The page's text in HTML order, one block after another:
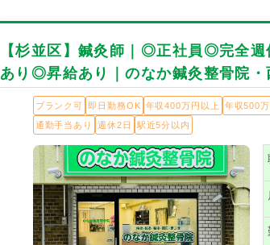
【杉並区】鍼灸師｜◎正社員◎完全
あり◎昇給あり｜のなか鍼灸整骨院・
ブランク可 即日勤務OK 年収400万円以上 年収500
通勤手当あり
週休2日 駅近5分以内